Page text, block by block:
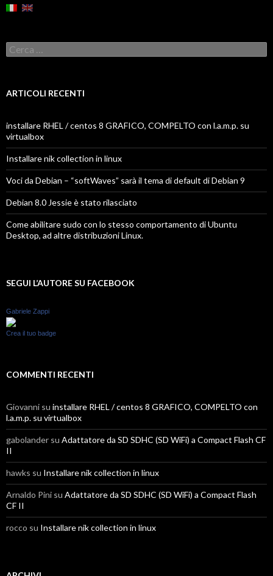
Ricerca
per:
ARTICOLI RECENTI
installare RHEL / centos 8 GRAFICO, COMPELTO con l.a.m.p. su
virtualbox
Installare nik collection in linux
Voci da Debian – “softWaves” sarà il tema di default di Debian 9
Debian 8.0 Jessie è stato rilasciato
Come abilitare sudo con lo stesso comportamento di Ubuntu
Desktop, ad altre distribuzioni Linux.
SEGUI L’AUTORE SU FACEBOOK
Gabriele Zappi
Crea il tuo badge
COMMENTI RECENTI
Giovanni su installare RHEL / centos 8 GRAFICO, COMPELTO con
l.a.m.p. su virtualbox
gabolander su Adattatore da SD SDHC (SD WiFi) a Compact Flash CF
II
hawks su Installare nik collection in linux
Arnaldo Pini su Adattatore da SD SDHC (SD WiFi) a Compact Flash
CF II
rocco su Installare nik collection in linux